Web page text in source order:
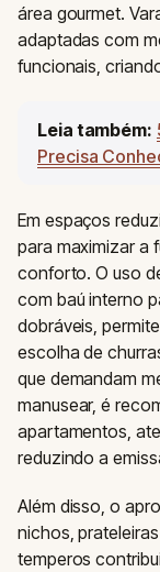
área gourmet.
adaptadas com
funcionais,
Leia também:
Precisa
Em espaços
para maximizar a
conforto. O uso
com baú interno
dobráveis,
escolha de
que demandam
manusear, é
apartamentos,
reduzindo a
Além disso, o
nichos,
temperos